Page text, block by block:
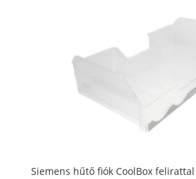
Siemens hűtő fiók CoolBox felirattal